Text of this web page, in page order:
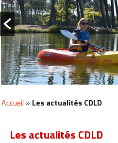
Accueil » Les actualités CDLD
Les actualités CDLD